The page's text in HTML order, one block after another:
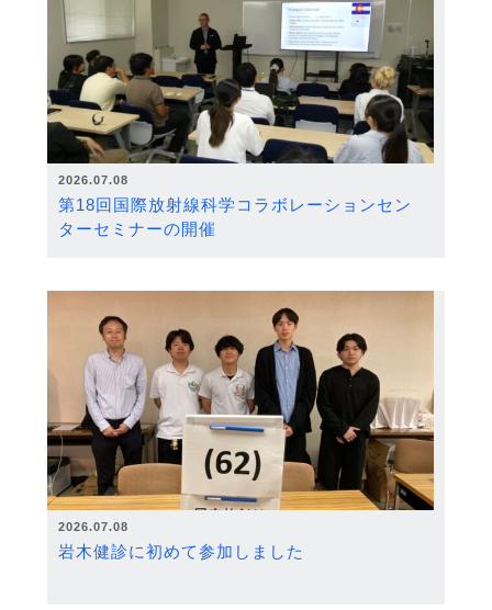
2026.07.08
第18回国際放射線科学コラボレーションセン
ターセミナーの開催
2026.07.08
岩木健診に初めて参加しました